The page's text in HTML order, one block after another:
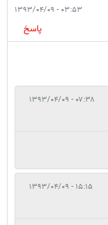
۰۳:۵۳ - ۱۳۹۳/۰۴/۰۹
پاسخ
۰۷:۳۸ - ۱۳۹۳/۰۴/۰۹
۱۵:۱۵ - ۱۳۹۳/۰۴/۰۹